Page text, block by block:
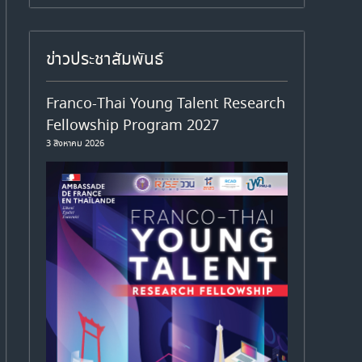
ข่าวประชาสัมพันธ์
Franco-Thai Young Talent Research
Fellowship Program 2027
3 สิงหาคม 2026